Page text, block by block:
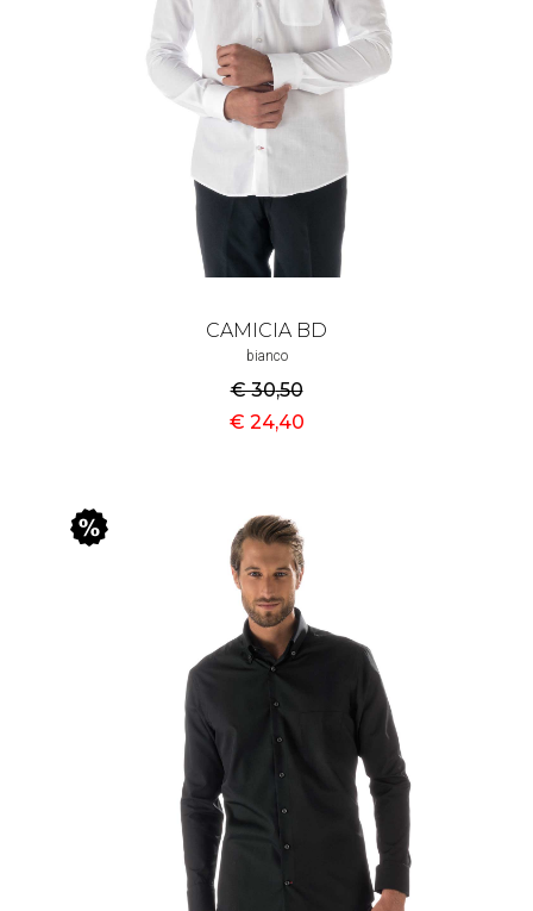
CAMICIA BD
bianco
€ 30,50
€ 24,40